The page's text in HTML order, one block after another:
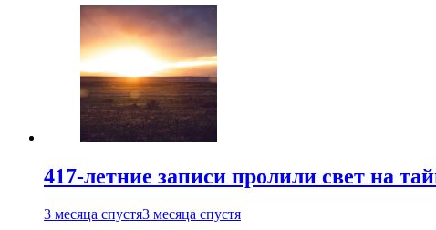
417-летние записи пролили свет на
3 месяца спустя3 месяца спустя